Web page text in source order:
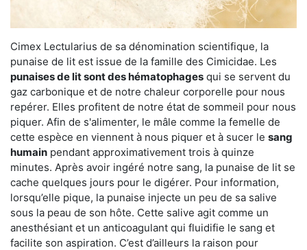
Cimex Lectularius de sa dénomination scientifique, la
punaise de lit est issue de la famille des Cimicidae. Les
punaises de lit sont des hématophages qui se servent du
gaz carbonique et de notre chaleur corporelle pour nous
repérer. Elles profitent de notre état de sommeil pour nous
piquer. Afin de s'alimenter, le mâle comme la femelle de
cette espèce en viennent à nous piquer et à sucer le sang
humain pendant approximativement trois à quinze
minutes. Après avoir ingéré notre sang, la punaise de lit se
cache quelques jours pour le digérer. Pour information,
lorsqu’elle pique, la punaise injecte un peu de sa salive
sous la peau de son hôte. Cette salive agit comme un
anesthésiant et un anticoagulant qui fluidifie le sang et
facilite son aspiration. C’est d’ailleurs la raison pour